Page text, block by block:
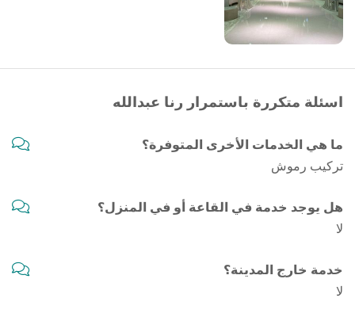
اسئلة متكررة باستمرار رنا عبدالله
ما هي الخدمات الأخرى المتوفرة؟
تركيب رموش
هل يوجد خدمة في القاعة أو في المنزل؟
لا
خدمة خارج المدينة؟
لا